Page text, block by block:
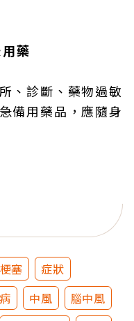
藥
、診斷、藥物過敏
備用藥品，應隨身
塞
症狀
中風
腦中風